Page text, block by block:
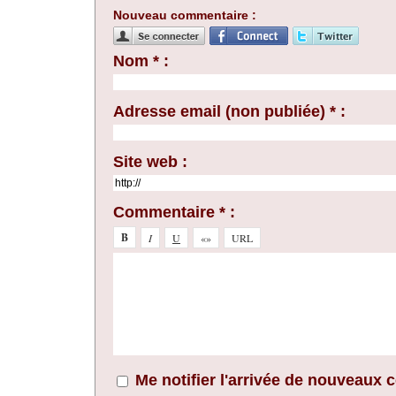
Nouveau commentaire :
Nom * :
Adresse email (non publiée) * :
Site web :
Commentaire * :
Me notifier l'arrivée de nouveaux